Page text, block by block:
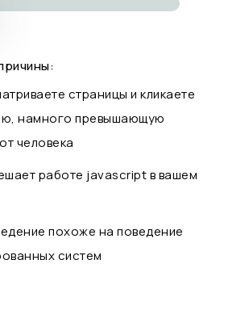
страницы и кликаете
намного превышающую
человека
работе javascript в вашем
похоже на поведение
систем